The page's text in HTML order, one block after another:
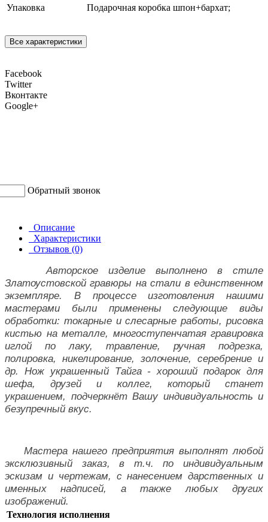
Упаковка
Подарочная коробка шпон+бархат;
Все характеристики
Facebook
Twitter
Вконтакте
Google+
Обратный звонок
Описание
Характеристики
Отзывов (0)
Авторское изделие выполнено в стиле
Златоустовской гравюры на стали в единственном
экземпляре. В процессе изготовления нашими
мастерами были применены следующие виды
обработки: токарные и слесарные работы, рисовка
кистью на металле, многоступенчатая гравировка
иглой по лаку, травление, ручная подрезка,
полировка, никелирование, золочение, серебрение и
др. Нож украшенный Тайга - хороший подарок для
шефа, друзей и коллег, который станет
украшением, подчеркнёт Вашу индивидуальность и
безупречный вкус.
Мастера нашего предприятия выполнят любой
эксклюзивный заказ, в т.ч. по индивидуальным
эскизам и чертежам, с нанесением дарственных и
именных надписей, а также любых других
изображений.
Технология исполнения